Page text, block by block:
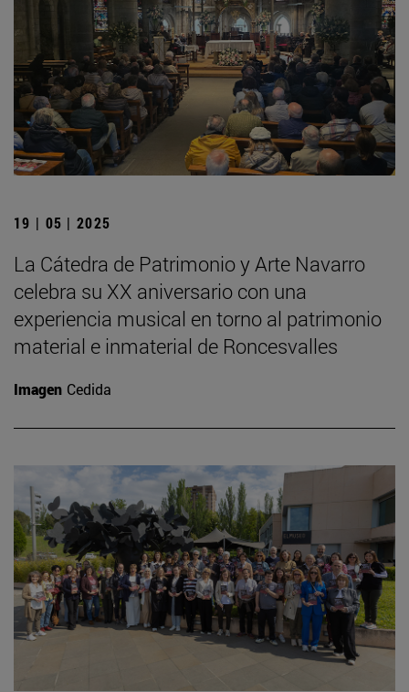
19 | 05 | 2025
La Cátedra de Patrimonio y Arte Navarro
celebra su XX aniversario con una
experiencia musical en torno al patrimonio
material e inmaterial de Roncesvalles
Imagen Cedida